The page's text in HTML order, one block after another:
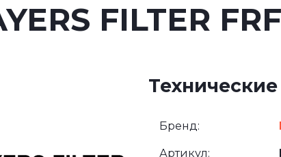
FILTER
Бренд:
Артикул: